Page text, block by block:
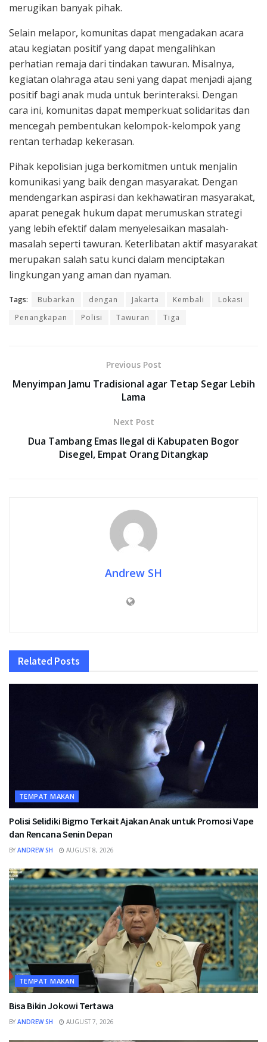
merugikan banyak pihak.
Selain melapor, komunitas dapat mengadakan acara
atau kegiatan positif yang dapat mengalihkan
perhatian remaja dari tindakan tawuran. Misalnya,
kegiatan olahraga atau seni yang dapat menjadi ajang
positif bagi anak muda untuk berinteraksi. Dengan
cara ini, komunitas dapat memperkuat solidaritas dan
mencegah pembentukan kelompok-kelompok yang
rentan terhadap kekerasan.
Pihak kepolisian juga berkomitmen untuk menjalin
komunikasi yang baik dengan masyarakat. Dengan
mendengarkan aspirasi dan kekhawatiran masyarakat,
aparat penegak hukum dapat merumuskan strategi
yang lebih efektif dalam menyelesaikan masalah-
masalah seperti tawuran. Keterlibatan aktif masyarakat
merupakan salah satu kunci dalam menciptakan
lingkungan yang aman dan nyaman.
Tags: Bubarkan dengan Jakarta Kembali
Lokasi
Penangkapan
Polisi Tawuran Tiga
Previous Post
Menyimpan Jamu Tradisional agar Tetap Segar Lebih
Lama
Next Post
Dua Tambang Emas Ilegal di Kabupaten Bogor
Disegel, Empat Orang Ditangkap
Andrew SH
Related Posts
TEMPAT MAKAN
Polisi Selidiki Bigmo Terkait Ajakan Anak untuk Promosi Vape
dan Rencana Senin Depan
BY ANDREW SH AUGUST 8, 2026
TEMPAT MAKAN
Bisa Bikin Jokowi Tertawa
BY ANDREW SH AUGUST 7, 2026